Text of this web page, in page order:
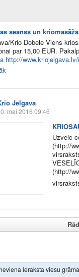
seanss un
Krio Dobele Viens
par 15,00 EUR.
http://
Jelgava
mai 2016 09:46
Uzveic
(http://
(http://
ieraksta viesu